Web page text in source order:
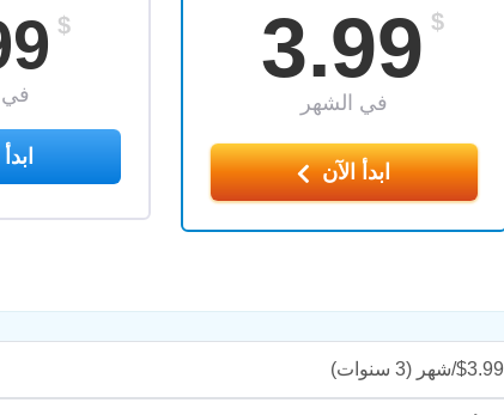
$
3.99
في الشهر
ابدأ الآن
$
في
$3.99/شهر (3 سنوات)